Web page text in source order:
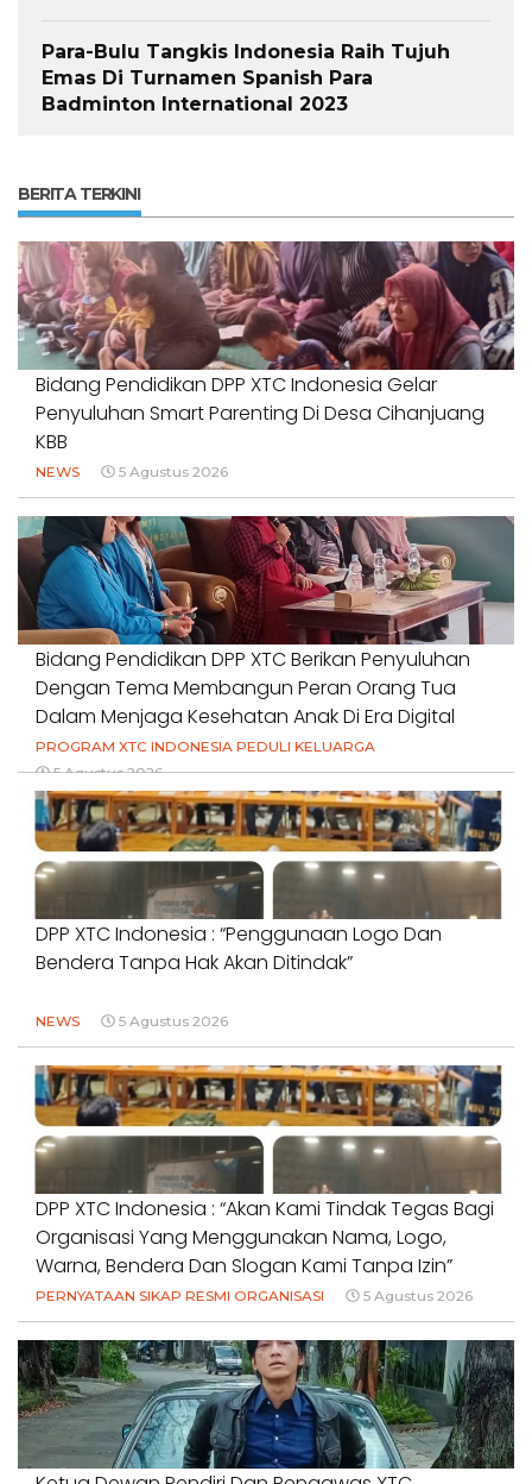
Para-Bulu Tangkis Indonesia Raih Tujuh
Emas Di Turnamen Spanish Para
Badminton International 2023
BERITA TERKINI
Bidang Pendidikan DPP XTC Indonesia Gelar
Penyuluhan Smart Parenting Di Desa Cihanjuang
KBB
NEWS 5 Agustus 2026
Bidang Pendidikan DPP XTC Berikan Penyuluhan
Dengan Tema Membangun Peran Orang Tua
Dalam Menjaga Kesehatan Anak Di Era Digital
PROGRAM XTC INDONESIA PEDULI KELUARGA
5 Agustus 2026
DPP XTC Indonesia : “Penggunaan Logo Dan
Bendera Tanpa Hak Akan Ditindak”
NEWS 5 Agustus 2026
DPP XTC Indonesia : “Akan Kami Tindak Tegas Bagi
Organisasi Yang Menggunakan Nama, Logo,
Warna, Bendera Dan Slogan Kami Tanpa Izin”
PERNYATAAN SIKAP RESMI ORGANISASI 5 Agustus 2026